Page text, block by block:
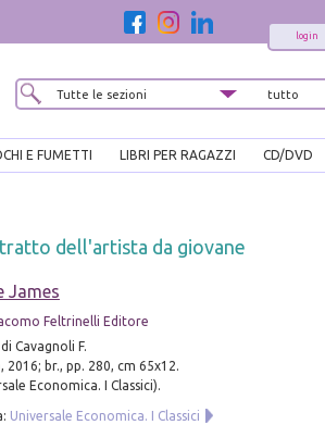
login
E FUMETTI LIBRI PER RAGAZZI CD/DVD
dell'artista da giovane
James
Feltrinelli Editore
Cavagnoli F.
2016; br., pp. 280, cm 65x12.
Economica. I Classici).
Universale Economica. I Classici